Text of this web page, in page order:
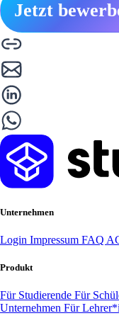
Jetzt
Unternehmen
Login Impressum FAQ
Produkt
Für Studierende Für
Unternehmen Für